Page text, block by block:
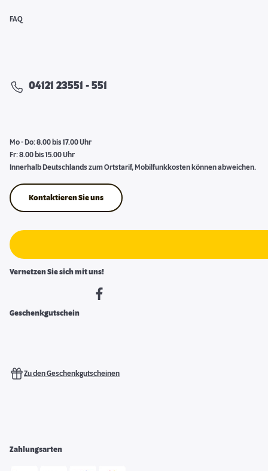
FAQ
04121 23551 - 551
Mo - Do: 8.00 bis 17.00 Uhr
Fr: 8.00 bis 15.00 Uhr
Innerhalb Deutschlands zum Ortstarif, Mobilfunkkosten können abweichen.
Kontaktieren Sie uns
Vernetzen Sie sich mit uns!
Geschenkgutschein
Zu den Geschenkgutscheinen
Zahlungsarten